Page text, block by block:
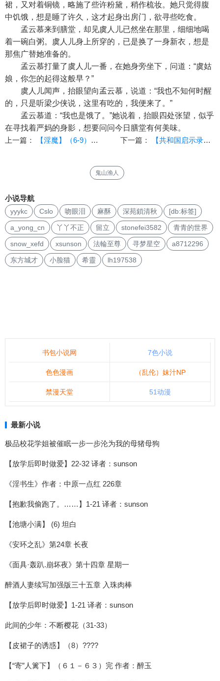
裙，又对着铜镜，略施了些许粉黛，稍作梳妆。她只觉得腹
中饥饿，想是睡了许久，这才起身出房门，欲寻些吃食。
孟云慕来到膳堂，却见虞人儿已然坐在那里，细细地喝
着一碗白粥。虞人儿身上所穿的，已是换了一身新衣，想是
那焦广替她准备的。
孟云慕打量了虞人儿一番，在她身旁坐下，问道：“虞姑
娘，你怎的起得这般早？”
虞人儿闻声，抬眼望向孟云慕，说道：“我也不知何时醒
的，只是听梁少侠说，这里有吃的，我便来了。”
孟云慕道：“我也是饿了。”她说着，抬眼四处张望，似乎
在寻找着严妈的身影，想要问问今日膳堂有何美味。
上一篇：
【淫魔】（6-9）译者：sunson 下一篇： 【共和国启示录】(10)与苏红梅的再次约会
鬼山渔人
小说导航
yyykc Cslo 吻眼泪 麻酥 深苑鎖清秋 [db:标签]
a_yong_cn 丫丫不正 留立 stonefei3582 青青的世界
snow_xefd xsunson 法輪至尊 寻梦星空 a8712296
东方城才 小脸猫 希靈 lh197538
书包小说网 7色小说
色色漫画 （乱伦）妹汁NP
禁漫天堂 51动漫
最新小说
极品校花学姐被催眠一步一步沦为我的母猪母狗
【放学后即时做爱】22-32 译者：sunson
《淫书生》作者：中原一点红 226章
【抱歉我偷跑了。……】1-21 译者：sunson
【池塘小满】 (6) 坦白
《安环之乱》第24章 长夜
《面具·轰趴.崩坏夜》第十四章 星期一
醉酒人妻续写加强版三十五章 入珠肉棒
【放学后即时做爱】1-21 译者：sunson
此间的少年：不断樱花（31-33）
【皮裙子的诱惑】（8）????
【“寄”人篱下】（６１－６３）完 作者：醉玉